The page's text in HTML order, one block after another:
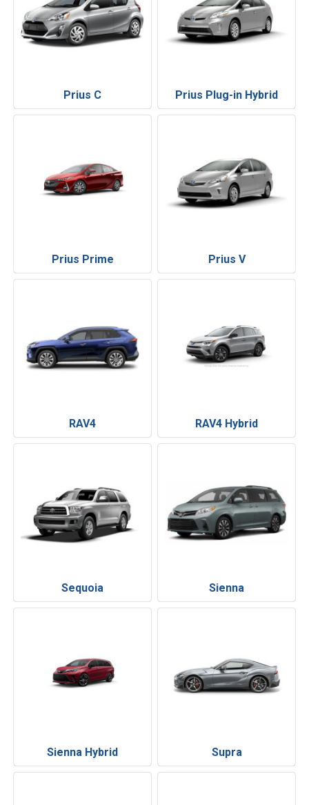
Prius C Prius Plug-in Hybrid
Prius Prime Prius V
RAV4 RAV4 Hybrid
Sequoia Sienna
Sienna Hybrid Supra